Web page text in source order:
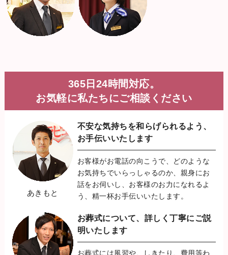
365日24時間対応。
お気軽に私たちにご相談ください
あきもと
不安な気持ちを和らげられるよう、
お手伝いいたします
お客様がお電話の向こうで、どのような
お気持ちでいらっしゃるのか、親身にお
話をお伺いし、お客様のお力になれるよ
う、精一杯お手伝いいたします。
お葬式について、詳しく丁寧に ご説
明いたします
お葬式には風習や、しきたり、費用等わ